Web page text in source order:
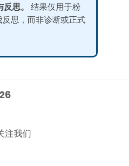
思。
结果仅用于粉
思，而非诊断或正式
注我们